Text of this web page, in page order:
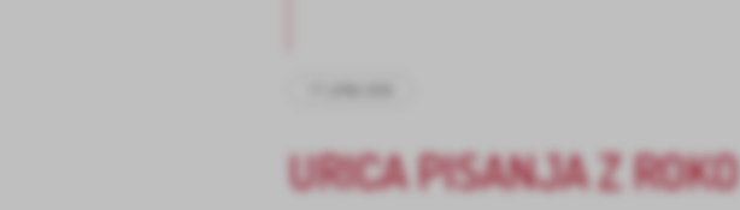
URICA PISANJA Z ROKO